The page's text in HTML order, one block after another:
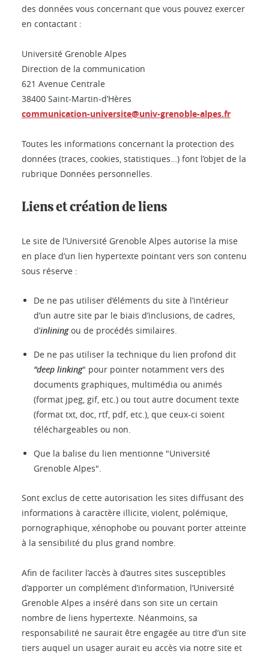
des données vous concernant que vous pouvez exercer
en contactant :
Université Grenoble Alpes
Direction de la communication
621 Avenue Centrale
38400 Saint-Martin-d’Hères
communication-universite@univ-grenoble-alpes.fr
Toutes les informations concernant la protection des
données (traces, cookies, statistiques…) font l’objet de la
rubrique Données personnelles.
Liens et création de liens
Le site de l’Université Grenoble Alpes autorise la mise
en place d’un lien hypertexte pointant vers son contenu
sous réserve :
De ne pas utiliser d’éléments du site à l’intérieur
d’un autre site par le biais d’inclusions, de cadres,
d’inliningou de procédés similaires.
De ne pas utiliser la technique du lien profond dit
"deep linking" pour pointer notamment vers des
documents graphiques, multimédia ou animés
(format jpeg, gif, etc.) ou tout autre document texte
(format txt, doc, rtf, pdf, etc.), que ceux-ci soient
téléchargeables ou non.
Que la balise du lien mentionne "Université
Grenoble Alpes".
Sont exclus de cette autorisation les sites diffusant des
informations à caractère illicite, violent, polémique,
pornographique, xénophobe ou pouvant porter atteinte
à la sensibilité du plus grand nombre.
Afin de faciliter l’accès à d’autres sites susceptibles
d’apporter un complément d’information, l’Université
Grenoble Alpes a inséré dans son site un certain
nombre de liens hypertexte. Néanmoins, sa
responsabilité ne saurait être engagée au titre d’un site
tiers auquel un usager aurait eu accès via notre site et